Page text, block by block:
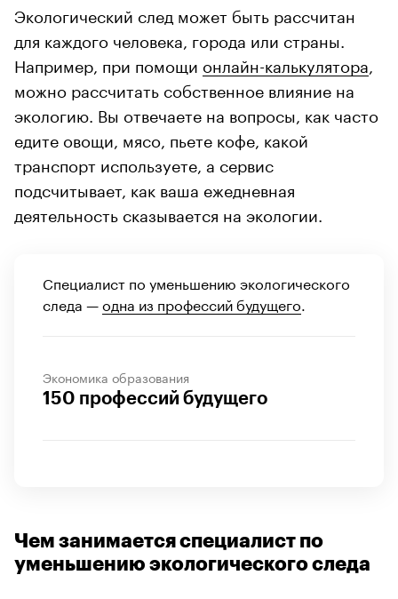
Экологический след может быть рассчитан
для каждого человека, города или страны.
Например, при помощи онлайн-калькулятора
можно рассчитать собственное влияние на
экологию. Вы отвечаете на вопросы, как часто
едите овощи, мясо, пьете кофе, какой
транспорт используете, а сервис
подсчитывает, как ваша ежедневная
деятельность сказывается на экологии.
Специалист по уменьшению экологического
следа —одна из профессий будущего
Экономика образования
150 профессий будущего
Чем занимается специалист по
уменьшению экологического следа